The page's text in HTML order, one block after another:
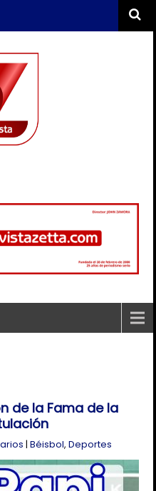
- Correo:
de la Fama de la
|Béisbol,Deportes